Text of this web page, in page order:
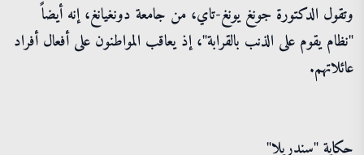
وتقول الدكتورة جونغ يونغ-تاي، من جامعة دونغيانغ، إنه أيضاً
"نظام يقوم على الذنب بالقرابة"، إذ يعاقب المواطنون على أفعال أفراد
عائلاتهم.
حكاية "سندريلا"